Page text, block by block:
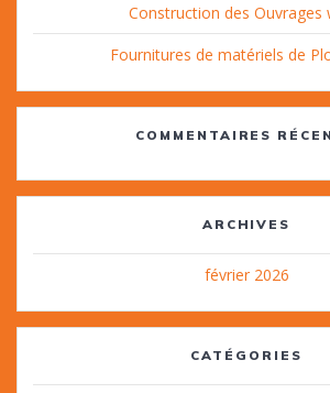
Construction des Ouvrages
Fournitures de matériels de
COMMENTAIRES
ARCHIVES
février 2026
CATÉGORIES